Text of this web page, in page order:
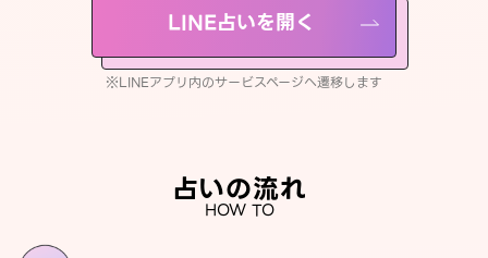
LINE占いを開く
※LINEアプリ内のサービスページへ遷移します
占いの流れ
HOW TO